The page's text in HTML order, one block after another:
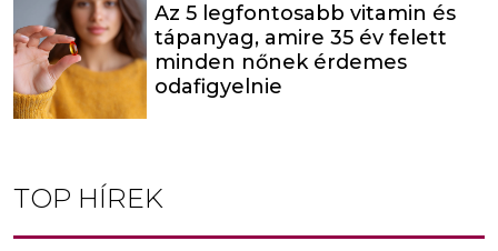
Az 5 legfontosabb vitamin és
tápanyag, amire 35 év felett
minden nőnek érdemes
odafigyelnie
TOP HÍREK